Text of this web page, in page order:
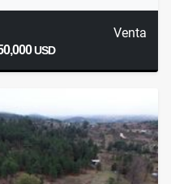
Venta
USD